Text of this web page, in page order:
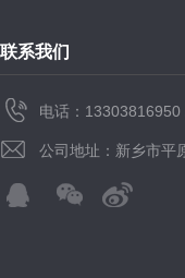
联系我们
电话：
公司地址：新乡市平